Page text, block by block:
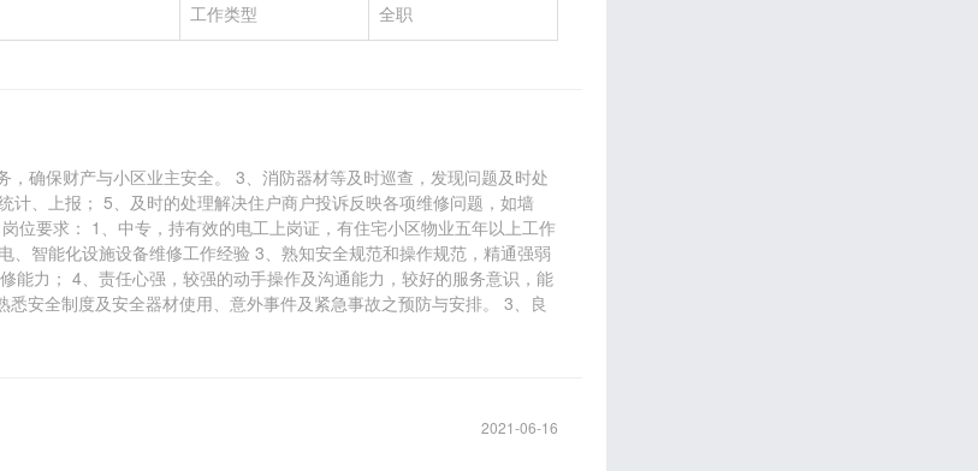
工作类型 全职
确保财产与小区业主安全。 3、消防器材等及时巡查，发现问题及时处
、上报； 5、及时的处理解决住户商户投诉反映各项维修问题，如墙
位要求： 1、中专，持有效的电工上岗证，有住宅小区物业五年以上工作
智能化设施设备维修工作经验 3、熟知安全规范和操作规范，精通强弱
能力； 4、责任心强，较强的动手操作及沟通能力，较好的服务意识，能
安全制度及安全器材使用、意外事件及紧急事故之预防与安排。 3、良
2021-06-16